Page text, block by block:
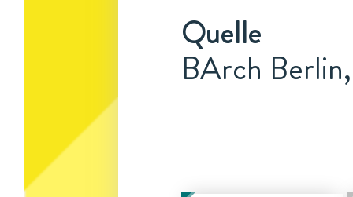
Quelle
BArch